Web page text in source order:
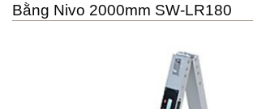
Bằng Nivo 2000mm SW-LR180